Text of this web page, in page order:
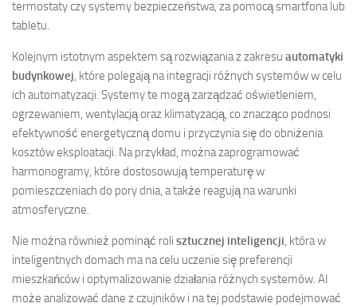
termostaty czy systemy bezpieczeństwa, za pomocą smartfona lub
tabletu.
Kolejnym istotnym aspektem są rozwiązania z zakresu automatyki
budynkowej, które polegają na integracji różnych systemów w celu
ich automatyzacji. Systemy te mogą zarządzać oświetleniem,
ogrzewaniem, wentylacją oraz klimatyzacją, co znacząco podnosi
efektywność energetyczną domu i przyczynia się do obniżenia
kosztów eksploatacji. Na przykład, można zaprogramować
harmonogramy, które dostosowują temperaturę w
pomieszczeniach do pory dnia, a także reagują na warunki
atmosferyczne.
Nie można również pominąć roli sztucznej inteligencji, która w
inteligentnych domach ma na celu uczenie się preferencji
mieszkańców i optymalizowanie działania różnych systemów. AI
może analizować dane z czujników i na tej podstawie podejmować